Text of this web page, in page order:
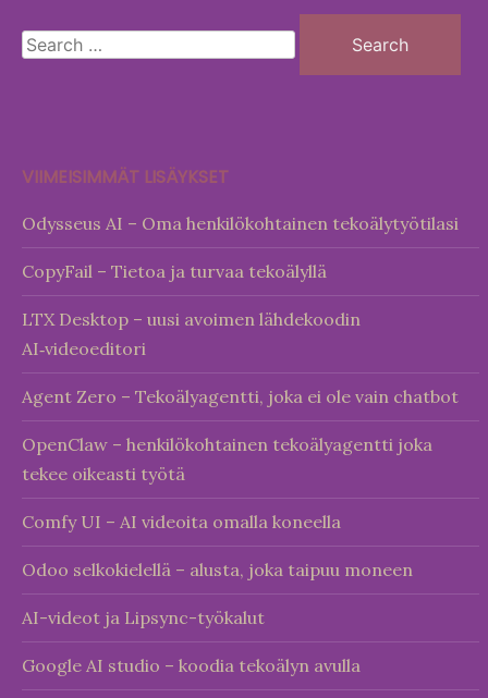
Search
for:
VIIMEISIMMÄT LISÄYKSET
Odysseus AI – Oma henkilökohtainen tekoälytyötilasi
CopyFail – Tietoa ja turvaa tekoälyllä
LTX Desktop – uusi avoimen lähdekoodin
AI‑videoeditori
Agent Zero – Tekoälyagentti, joka ei ole vain chatbot
OpenClaw – henkilökohtainen tekoälyagentti joka
tekee oikeasti työtä
Comfy UI – AI videoita omalla koneella
Odoo selkokielellä – alusta, joka taipuu moneen
AI-videot ja Lipsync-työkalut
Google AI studio – koodia tekoälyn avulla